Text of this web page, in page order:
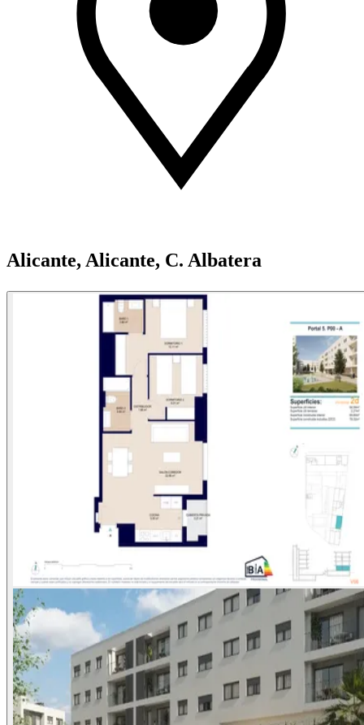
Alicante, Alicante, C. Albatera